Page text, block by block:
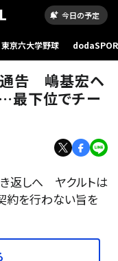
今日の予定
東京六大学野球
、古川剛伊】
通告 嶋基宏ヘ
最下位でチー
返しへ ヤクルトは
約を行わない旨を